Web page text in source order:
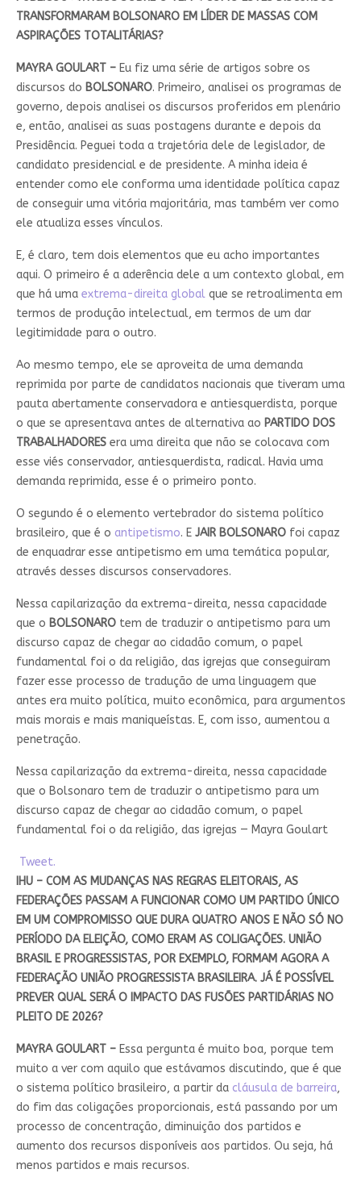
TRANSFORMARAM BOLSONARO EM LÍDER DE MASSAS COM
ASPIRAÇÕES TOTALITÁRIAS?
MAYRA GOULART –Eu fiz uma série de artigos sobre os
discursos do BOLSONARO. Primeiro, analisei os programas de
governo, depois analisei os discursos proferidos em plenário
e, então, analisei as suas postagens durante e depois da
Presidência. Peguei toda a trajetória dele de legislador, de
candidato presidencial e de presidente. A minha ideia é
entender como ele conforma uma identidade política capaz
de conseguir uma vitória majoritária, mas também ver como
ele atualiza esses vínculos.
E, é claro, tem dois elementos que eu acho importantes
aqui. O primeiro é a aderência dele a um contexto global, em
que há uma extrema-direita globalque se retroalimenta em
termos de produção intelectual, em termos de um dar
legitimidade para o outro.
Ao mesmo tempo, ele se aproveita de uma demanda
reprimida por parte de candidatos nacionais que tiveram uma
pauta abertamente conservadora e antiesquerdista, porque
o que se apresentava antes de alternativa ao PARTIDO DOS
TRABALHADORESera uma direita que não se colocava com
esse viés conservador, antiesquerdista, radical. Havia uma
demanda reprimida, esse é o primeiro ponto.
O segundo é o elemento vertebrador do sistema político
brasileiro, que é o antipetismo. E JAIR BOLSONAROfoi capaz
de enquadrar esse antipetismo em uma temática popular,
através desses discursos conservadores.
Nessa capilarização da extrema-direita, nessa capacidade
que o BOLSONAROtem de traduzir o antipetismo para um
discurso capaz de chegar ao cidadão comum, o papel
fundamental foi o da religião, das igrejas que conseguiram
fazer esse processo de tradução de uma linguagem que
antes era muito política, muito econômica, para argumentos
mais morais e mais maniqueístas. E, com isso, aumentou a
penetração.
Nessa capilarização da extrema-direita, nessa capacidade
que o Bolsonaro tem de traduzir o antipetismo para um
discurso capaz de chegar ao cidadão comum, o papel
fundamental foi o da religião, das igrejas — Mayra Goulart
Tweet.
IHU – COM AS MUDANÇAS NAS REGRAS ELEITORAIS, AS
FEDERAÇÕES PASSAM A FUNCIONAR COMO UM PARTIDO ÚNICO
EM UM COMPROMISSO QUE DURA QUATRO ANOS E NÃO SÓ NO
PERÍODO DA ELEIÇÃO, COMO ERAM AS COLIGAÇÕES. UNIÃO
BRASIL E PROGRESSISTAS, POR EXEMPLO, FORMAM AGORA A
FEDERAÇÃO UNIÃO PROGRESSISTA BRASILEIRA. JÁ É POSSÍVEL
PREVER QUAL SERÁ O IMPACTO DAS FUSÕES PARTIDÁRIAS NO
PLEITO DE 2026?
MAYRA GOULART –Essa pergunta é muito boa, porque tem
muito a ver com aquilo que estávamos discutindo, que é que
o sistema político brasileiro, a partir da cláusula de barreira,
do fim das coligações proporcionais, está passando por um
processo de concentração, diminuição dos partidos e
aumento dos recursos disponíveis aos partidos. Ou seja, há
menos partidos e mais recursos.